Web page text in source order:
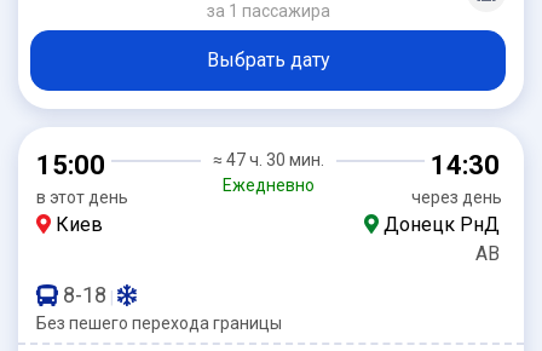
за 1 пассажира
Выбрать дату
15:00
в этот день
≈ 47 ч. 30 мин.
Ежедневно
14:30
через день
Киев
Донецк РнД
АВ
8-18 |
Без пешего перехода границы